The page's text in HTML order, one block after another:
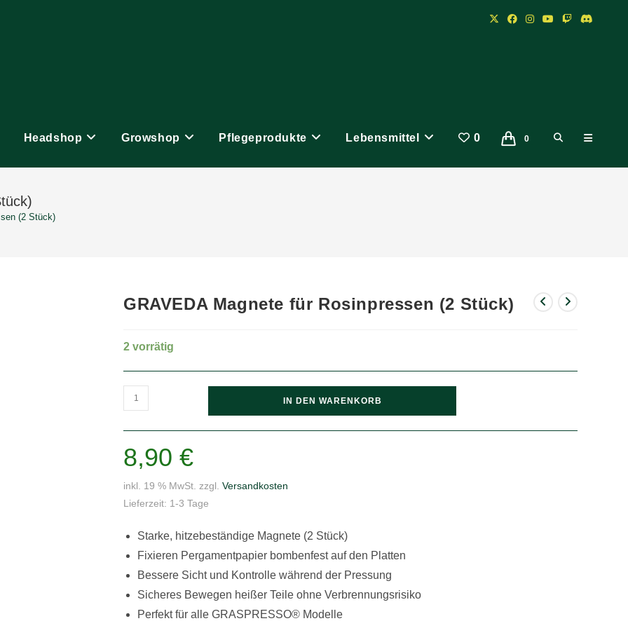
Headshop Growshop Pflegeprodukte Lebensmittel 0 0 Website-
(2 Stück)
GRAVEDA Magnete für Rosinpressen (2 Stück)
2 vorrätig
GRAVEDA
Magnete
für
(2
Stück)
Menge
IN DEN WARENKORB
8,90 €
inkl. 19 % MwSt. zzgl. Versandkosten
Lieferzeit: 1-3 Tage
Starke, hitzebeständige Magnete (2 Stück)
Fixieren Pergamentpapier bombenfest auf den Platten
Bessere Sicht und Kontrolle während der Pressung
Sicheres Bewegen heißer Teile ohne Verbrennungsrisiko
Perfekt für alle GRASPRESSO® Modelle